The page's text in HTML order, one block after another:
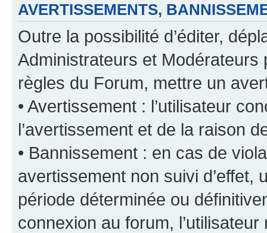
AVERTISSEMENTS,
Outre la possibilité d’éditer,
Administrateurs et
règles du Forum, mettre un
• Avertissement : l’utilisateur
l’avertissement et de la raison
• Bannissement : en cas de
avertissement non suivi d’effet,
période déterminée ou
connexion au forum,